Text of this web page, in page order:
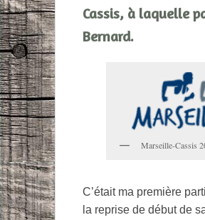
Cassis, à laquelle
Bernard.
Marseille-Cassis
C’était ma première
la reprise de début de